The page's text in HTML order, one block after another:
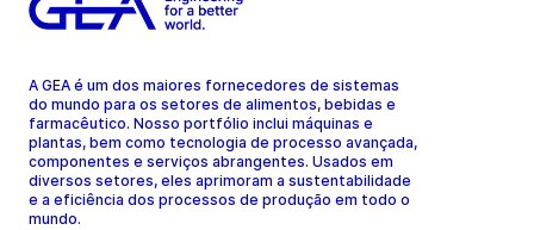
A GEA é um dos maiores fornecedores de sistemas
do mundo para os setores de alimentos, bebidas e
farmacêutico. Nosso portfólio inclui máquinas e
plantas, bem como tecnologia de processo avançada,
componentes e serviços abrangentes. Usados em
diversos setores, eles aprimoram a sustentabilidade
e a eficiência dos processos de produção em todo o
mundo.